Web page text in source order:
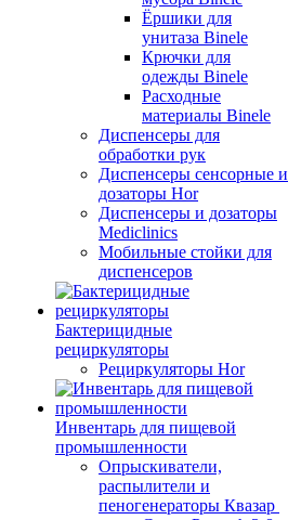
Ёршики для
унитаза Binele
Крючки для
одежды Binele
Расходные
материалы Binele
Диспенсеры для
обработки рук
Диспенсеры сенсорные и
дозаторы Hor
Диспенсеры и дозаторы
Mediclinics
Мобильные стойки для
диспенсеров
Бактерицидные
рециркуляторы
Рециркуляторы Hor
Инвентарь для пищевой
промышленности
Опрыскиватели,
распылители и
пеногенераторы Квазар